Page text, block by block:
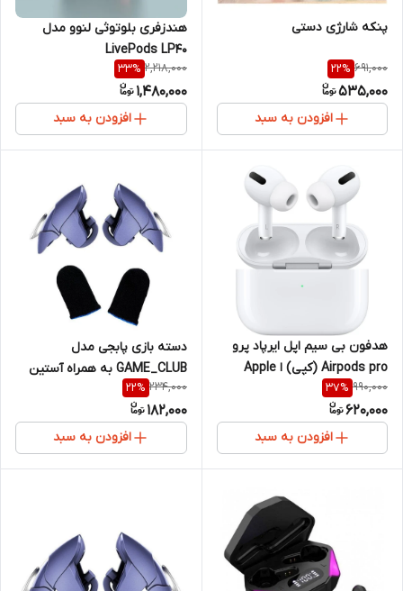
پنکه شارژی دستی
691,000
22%
535,000
افزودن به سبد
هندزفری بلوتوثی لنوو مدل
LivePods LP40
2,218,000
33%
1,480,000
افزودن به سبد
هدفون بی سیم اپل ایرپاد پرو
Airpods pro (کپی) ا Apple
AirPods Pro Wireless
Headphones
990,000
37%
620,000
افزودن به سبد
دسته بازی پابجی مدل
GAME_CLUB به همراه آستین
کنترل کننده انگشت
234,000
22%
182,000
افزودن به سبد